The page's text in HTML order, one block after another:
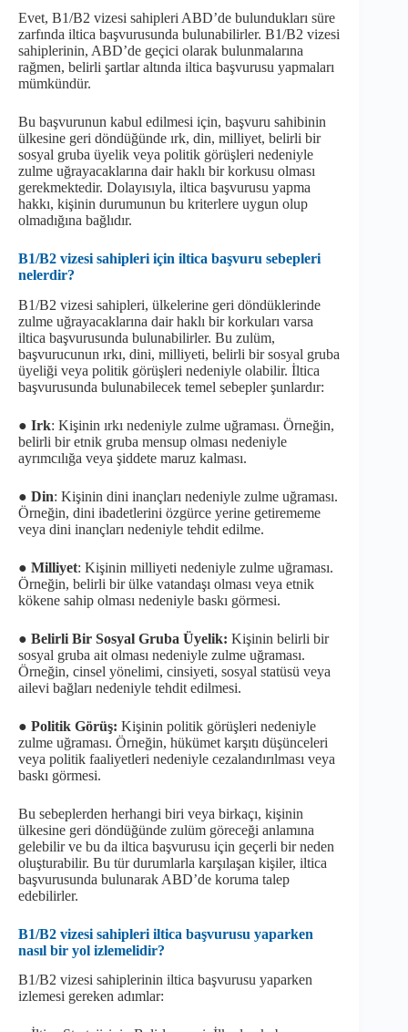
Evet, B1/B2 vizesi sahipleri ABD’de bulundukları süre
zarfında iltica başvurusunda bulunabilirler. B1/B2 vizesi
sahiplerinin, ABD’de geçici olarak bulunmalarına
rağmen, belirli şartlar altında iltica başvurusu yapmaları
mümkündür.
Bu başvurunun kabul edilmesi için, başvuru sahibinin
ülkesine geri döndüğünde ırk, din, milliyet, belirli bir
sosyal gruba üyelik veya politik görüşleri nedeniyle
zulme uğrayacaklarına dair haklı bir korkusu olması
gerekmektedir. Dolayısıyla, iltica başvurusu yapma
hakkı, kişinin durumunun bu kriterlere uygun olup
olmadığına bağlıdır.
B1/B2 vizesi sahipleri için iltica başvuru sebepleri
nelerdir?
B1/B2 vizesi sahipleri, ülkelerine geri döndüklerinde
zulme uğrayacaklarına dair haklı bir korkuları varsa
iltica başvurusunda bulunabilirler. Bu zulüm,
başvurucunun ırkı, dini, milliyeti, belirli bir sosyal gruba
üyeliği veya politik görüşleri nedeniyle olabilir. İltica
başvurusunda bulunabilecek temel sebepler şunlardır:
● Irk: Kişinin ırkı nedeniyle zulme uğraması. Örneğin,
belirli bir etnik gruba mensup olması nedeniyle
ayrımcılığa veya şiddete maruz kalması.
● Din: Kişinin dini inançları nedeniyle zulme uğraması.
Örneğin, dini ibadetlerini özgürce yerine getirememe
veya dini inançları nedeniyle tehdit edilme.
● Milliyet: Kişinin milliyeti nedeniyle zulme uğraması.
Örneğin, belirli bir ülke vatandaşı olması veya etnik
kökene sahip olması nedeniyle baskı görmesi.
● Belirli Bir Sosyal Gruba Üyelik: Kişinin belirli bir
sosyal gruba ait olması nedeniyle zulme uğraması.
Örneğin, cinsel yönelimi, cinsiyeti, sosyal statüsü veya
ailevi bağları nedeniyle tehdit edilmesi.
● Politik Görüş: Kişinin politik görüşleri nedeniyle
zulme uğraması. Örneğin, hükümet karşıtı düşünceleri
veya politik faaliyetleri nedeniyle cezalandırılması veya
baskı görmesi.
Bu sebeplerden herhangi biri veya birkaçı, kişinin
ülkesine geri döndüğünde zulüm göreceği anlamına
gelebilir ve bu da iltica başvurusu için geçerli bir neden
oluşturabilir. Bu tür durumlarla karşılaşan kişiler, iltica
başvurusunda bulunarak ABD’de koruma talep
edebilirler.
B1/B2 vizesi sahipleri iltica başvurusu yaparken
nasıl bir yol izlemelidir?
B1/B2 vizesi sahiplerinin iltica başvurusu yaparken
izlemesi gereken adımlar: